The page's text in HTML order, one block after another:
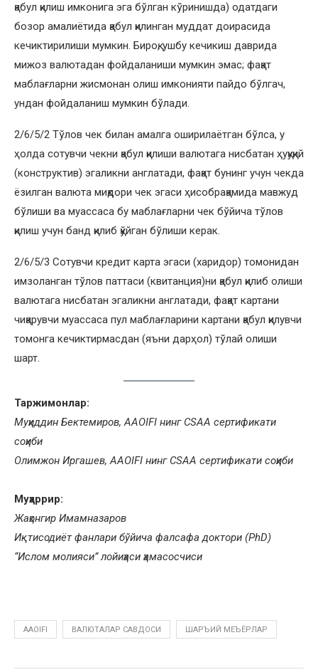
қабул қилиш имконига эга бўлган кўринишда) одатдаги
бозор амалиётида қабул қилинган муддат доирасида
кечиктирилиши мумкин. Бироқ, ушбу кечикиш даврида
мижоз валютадан фойдаланиши мумкин эмас; фақат
маблағларни жисмонан олиш имконияти пайдо бўлгач,
ундан фойдаланиш мумкин бўлади.
2/6/5/2 Tўлов чек билан амалга оширилаётган бўлса, у
ҳолда сотувчи чекни қабул қилиши валютага нисбатан ҳуқуқий
(конструктив) эгаликни англатади, фақат бунинг учун чекда
ёзилган валюта миқдори чек эгаси ҳисобрақамида мавжуд
бўлиши ва муассаса бу маблағларни чек бўйича тўлов
қилиш учун банд қилиб қўйган бўлиши керак.
2/6/5/3 Сотувчи кредит карта эгаси (харидор) томонидан
имзоланган тўлов паттаси (квитанция)ни қабул қилиб олиши
валютага нисбатан эгаликни англатади, фақат картани
чиқарувчи муассаса пул маблағларини картани қабул қилувчи
томонга кечиктирмасдан (яъни дарҳол) тўлай олиши
шарт.
Таржимонлар:
Муҳиддин Бектемиров, AAOIFI нинг CSAA сертификати
соҳиби
Олимжон Иргашев, AAOIFI нинг CSAA сертификати соҳиби
Муҳаррир:
Жаҳонгир Имамназаров
Иқтисодиёт фанлари бўйича фалсафа доктори (PhD)
“Ислом молияси” лойиҳаси ҳамасосчиси
AAOIFI ВАЛЮТАЛАР САВДОСИ ШАРЪИЙ МЕЪЁРЛАР